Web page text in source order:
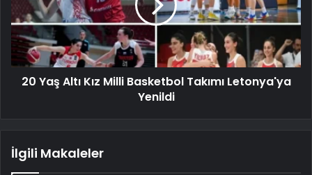
20 Yaş Altı Kız Milli Basketbol Takımı Letonya'ya
Yenildi
İlgili Makaleler